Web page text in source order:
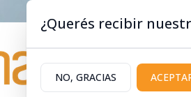
¿Querés recibir
NO, GRACIAS